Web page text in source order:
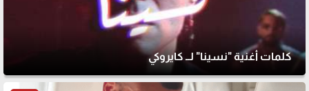
كلمات أغنية "نسينا" لــ كايروكي